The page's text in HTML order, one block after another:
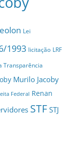
Lei
1993 licitação LRF
Transparência
Murilo Jacoby
Federal Renan
STF STJ